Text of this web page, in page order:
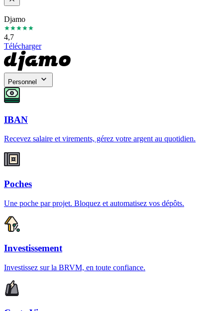
Djamo
4,7
Télécharger
Personnel
IBAN
Recevez salaire et virements, gérez votre argent au quotidien.
Poches
Une poche par projet. Bloquez et automatisez vos dépôts.
Investissement
Investissez sur la BRVM, en toute confiance.